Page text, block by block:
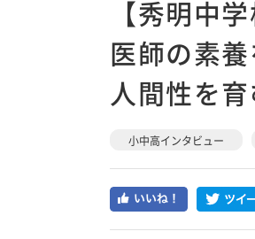
【秀明中
医師の素
人間性を育
小中高インタビュー